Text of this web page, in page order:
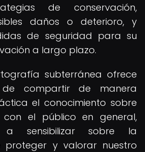
de conservación,
daños o deterioro, y
de seguridad para su
a largo plazo.
subterránea ofrece
compartir de manera
el conocimiento sobre
con el público en general,
a sensibilizar sobre la
proteger y valorar nuestro